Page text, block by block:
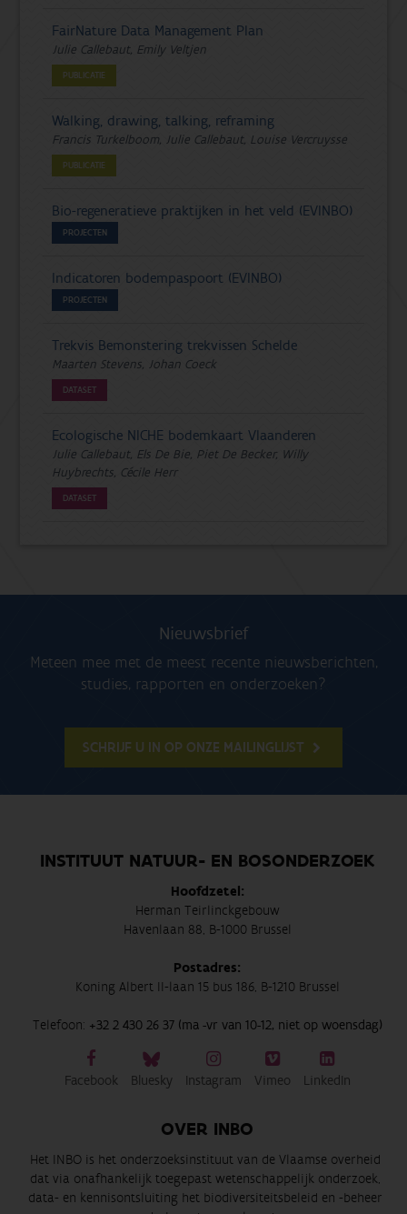
FairNature Data Management Plan
Julie Callebaut, Emily Veltjen
PUBLICATIE
Walking, drawing, talking, reframing
Francis Turkelboom, Julie Callebaut, Louise Vercruysse
PUBLICATIE
Bio-regeneratieve praktijken in het veld (EVINBO)
PROJECTEN
Indicatoren bodempaspoort (EVINBO)
PROJECTEN
Trekvis Bemonstering trekvissen Schelde
Maarten Stevens, Johan Coeck
DATASET
Ecologische NICHE bodemkaart Vlaanderen
Julie Callebaut, Els De Bie, Piet De Becker, Willy
Huybrechts, Cécile Herr
DATASET
Nieuwsbrief
Meteen mee met de meest recente nieuwsberichten,
studies, rapporten en onderzoeken?
SCHRIJF U IN OP ONZE MAILINGLIJST
INSTITUUT NATUUR- EN BOSONDERZOEK
Hoofdzetel:
Herman Teirlinckgebouw
Havenlaan 88, B-1000 Brussel
Postadres:
Koning Albert II-laan 15 bus 186, B-1210 Brussel
Telefoon: +32 2 430 26 37 (ma -vr van 10-12, niet op woensdag)
Facebook Bluesky Instagram Vimeo LinkedIn
OVER INBO
Het INBO is het onderzoeksinstituut van de Vlaamse overheid
dat via onafhankelijk toegepast wetenschappelijk onderzoek,
data- en kennisontsluiting het biodiversiteitsbeleid en -beheer